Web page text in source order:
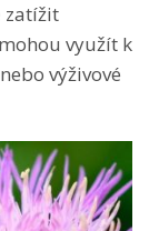
zatížit
využít k
výživové